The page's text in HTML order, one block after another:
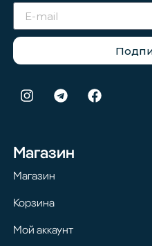
Магазин
Магазин
Корзина
Мой аккаунт